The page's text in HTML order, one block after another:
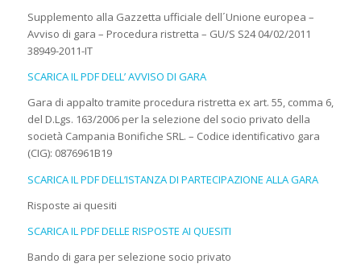
Supplemento alla Gazzetta ufficiale dell´Unione europea –
Avviso di gara – Procedura ristretta – GU/S S24 04/02/2011
38949-2011-IT
SCARICA IL PDF DELL’ AVVISO DI GARA
Gara di appalto tramite procedura ristretta ex art. 55, comma 6,
del D.Lgs. 163/2006 per la selezione del socio privato della
società Campania Bonifiche SRL. – Codice identificativo gara
(CIG): 0876961B19
SCARICA IL PDF DELL’ISTANZA DI PARTECIPAZIONE ALLA GARA
Risposte ai quesiti
SCARICA IL PDF DELLE RISPOSTE AI QUESITI
Bando di gara per selezione socio privato